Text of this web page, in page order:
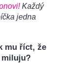
Každý
jedna
mu říct, že
miluju?